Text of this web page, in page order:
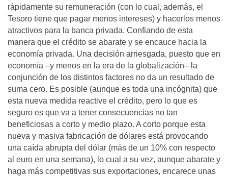
rápidamente su remuneración (con lo cual, además, el
Tesoro tiene que pagar menos intereses) y hacerlos menos
atractivos para la banca privada. Confiando de esta
manera que el crédito se abarate y se encauce hacia la
economía privada. Una decisión arriesgada, puesto que en
economía –y menos en la era de la globalización– la
conjunción de los distintos factores no da un resultado de
suma cero. Es posible (aunque es toda una incógnita) que
esta nueva medida reactive el crédito, pero lo que es
seguro es que va a tener consecuencias no tan
beneficiosas a corto y medio plazo. A corto porque esta
nueva y masiva fabricación de dólares está provocando
una caída abrupta del dólar (más de un 10% con respecto
al euro en una semana), lo cual a su vez, aunque abarate y
haga más competitivas sus exportaciones, encarece unas